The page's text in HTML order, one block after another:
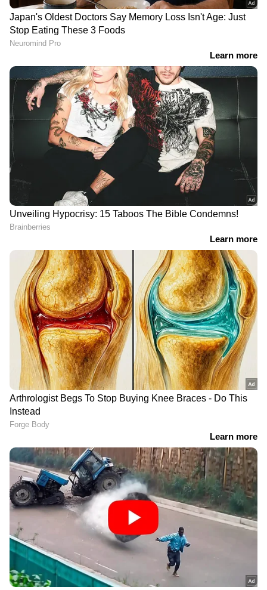
DOWNLOAD APP
കേരളത്തിലെ എല്ലാ വാർത്തകൾKerala
Newsഅറിയാൻ എപ്പോഴും ഏഷ്യാനെറ്റ്
ന്യൂസ് വാർത്തകൾ.Malayalam News
തത്സമയ അപ്‌ഡേറ്റുകളും ആഴത്തിലുള്ള
വിശകലനവും സമഗ്രമായ റിപ്പോർട്ടിംഗും —
എല്ലാം ഒരൊറ്റ സ്ഥലത്ത്. ഏത് സമയത്തും,
എവിടെയും വിശ്വസനീയമായ വാർത്തകൾ
ലഭിക്കാൻ
Asianet News Malayalam
RECOMMENDED STORIES
യുഎസ് പ്രസിഡൻ്റ്
ഡോണൾഡ് ട്രംപിൻ്റെ
മരുമകൻ മൈക്കൽ
ബൂലോസ് ആലപ്പുഴയിൽ;
ഔദ്യോഗിക വാഹനം
കണ്ടില്ല; ഓട്ടോറിക്ഷയിൽ
യാത്ര ചെയ്ത് കേന്ദ്രമന്ത്രി
സുരേഷ് ഗോപി